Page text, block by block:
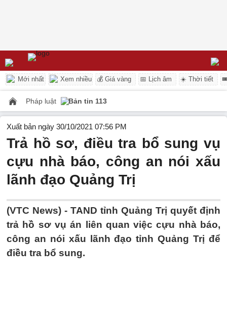
Mới nhất Xem nhiều 💰 Giá vàng 📅 Lịch âm ☀️ Thời tiết
Pháp luật Bản tin 113
Xuất bản ngày 30/10/2021 07:56 PM
Trả hồ sơ, điều tra bổ sung vụ
cựu nhà báo, công an nói xấu
lãnh đạo Quảng Trị
(VTC News) - TAND tỉnh Quảng Trị quyết định
trả hồ sơ vụ án liên quan việc cựu nhà báo,
công an nói xấu lãnh đạo tỉnh Quảng Trị để
điều tra bổ sung.